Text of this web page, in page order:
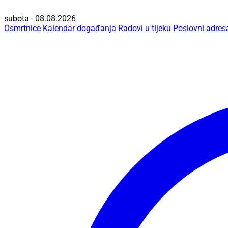
subota - 08.08.2026
Osmrtnice Kalendar događanja Radovi u tijeku Poslovni